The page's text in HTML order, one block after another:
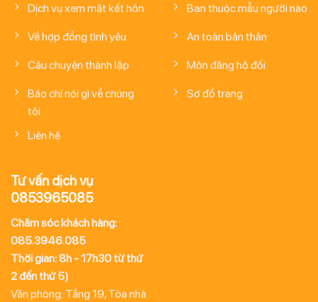
Dịch vụ xem mặt kết hôn
Về hợp đồng tình yêu
Câu chuyện thành lập
Báo chí nói gì về chúng
tôi
Liên hệ
Bạn thuộc mẫu người nào
An toàn bản thân
Môn đăng hộ đối
Sơ đồ trang
Tư vấn dịch vụ
0853965085
Chăm sóc khách hàng:
085.3946.085
Thời gian: 8h - 17h30 từ thứ
2 đến thứ 5)
Văn phòng: Tầng 19, Tòa nhà